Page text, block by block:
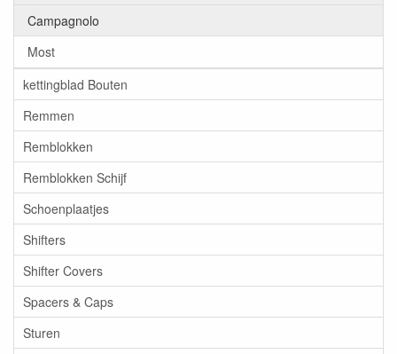
Campagnolo
Most
kettingblad Bouten
Remmen
Remblokken
Remblokken Schijf
Schoenplaatjes
Shifters
Shifter Covers
Spacers & Caps
Sturen